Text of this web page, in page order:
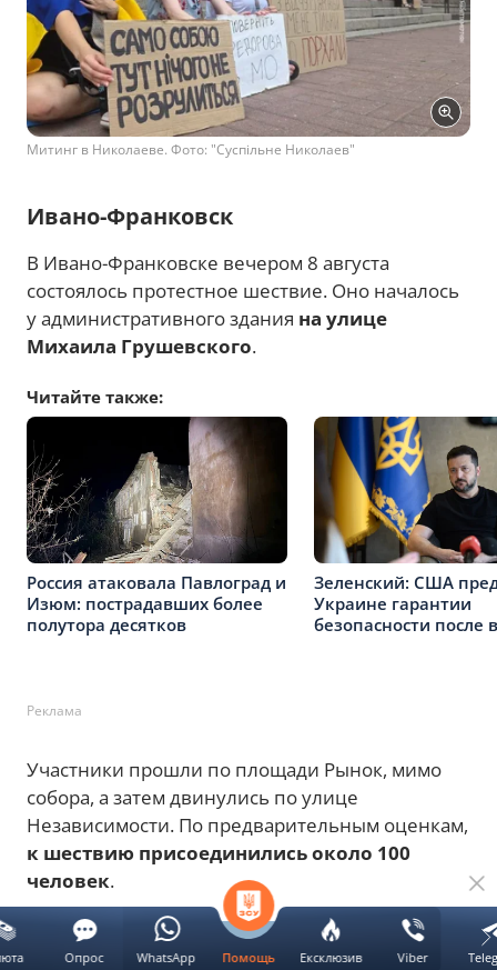
Митинг в Николаеве. Фото: "Суспільне Николаев"
Ивано-Франковск
В Ивано-Франковске вечером 8 августа
состоялось протестное шествие. Оно началось
у административного здания на улице
Михаила Грушевского.
Читайте также:
Россия атаковала Павлоград и
Изюм: пострадавших более
полутора десятков
Зеленский: США
Украине гарантии
безопасности после
Реклама
Участники прошли по площади Рынок, мимо
собора, а затем двинулись по улице
Независимости. По предварительным оценкам,
к шествию присоединились около 100
человек.
Помощь Ексклюзив Viber
Опрос WhatsApp